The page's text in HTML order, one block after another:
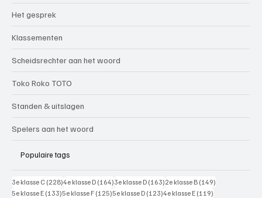
Het gesprek
Klassementen
Scheidsrechter aan het woord
Toko Roko TOTO
Standen & uitslagen
Spelers aan het woord
Populaire tags
3e klasse C (228)228 posts
4e klasse D (164)164 posts
3e klasse D (163)163 posts
2e klasse B (149)
5e klasse E (133)133 posts
5e klasse F (125)125 posts
5e klasse D (123)123 posts
4e klasse E (119)